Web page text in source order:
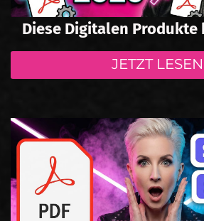
Diese Digitalen Produkte
JETZT